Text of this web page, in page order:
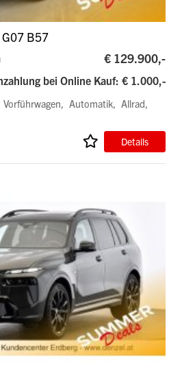
B57
€ 129.900,-
bei Online Kauf: € 1.000,-
Vorführwagen Automatik
Allrad
Details